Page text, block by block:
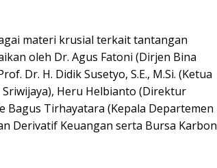
materi krusial terkait tantangan
oleh Dr. Agus Fatoni (Dirjen Bina
Dr. H. Didik Susetyo, S.E., M.Si. (Ketua
Heru Helbianto (Direktur
Bagus Tirhayatara (Kepala Departemen
Derivatif Keuangan serta Bursa Karbon